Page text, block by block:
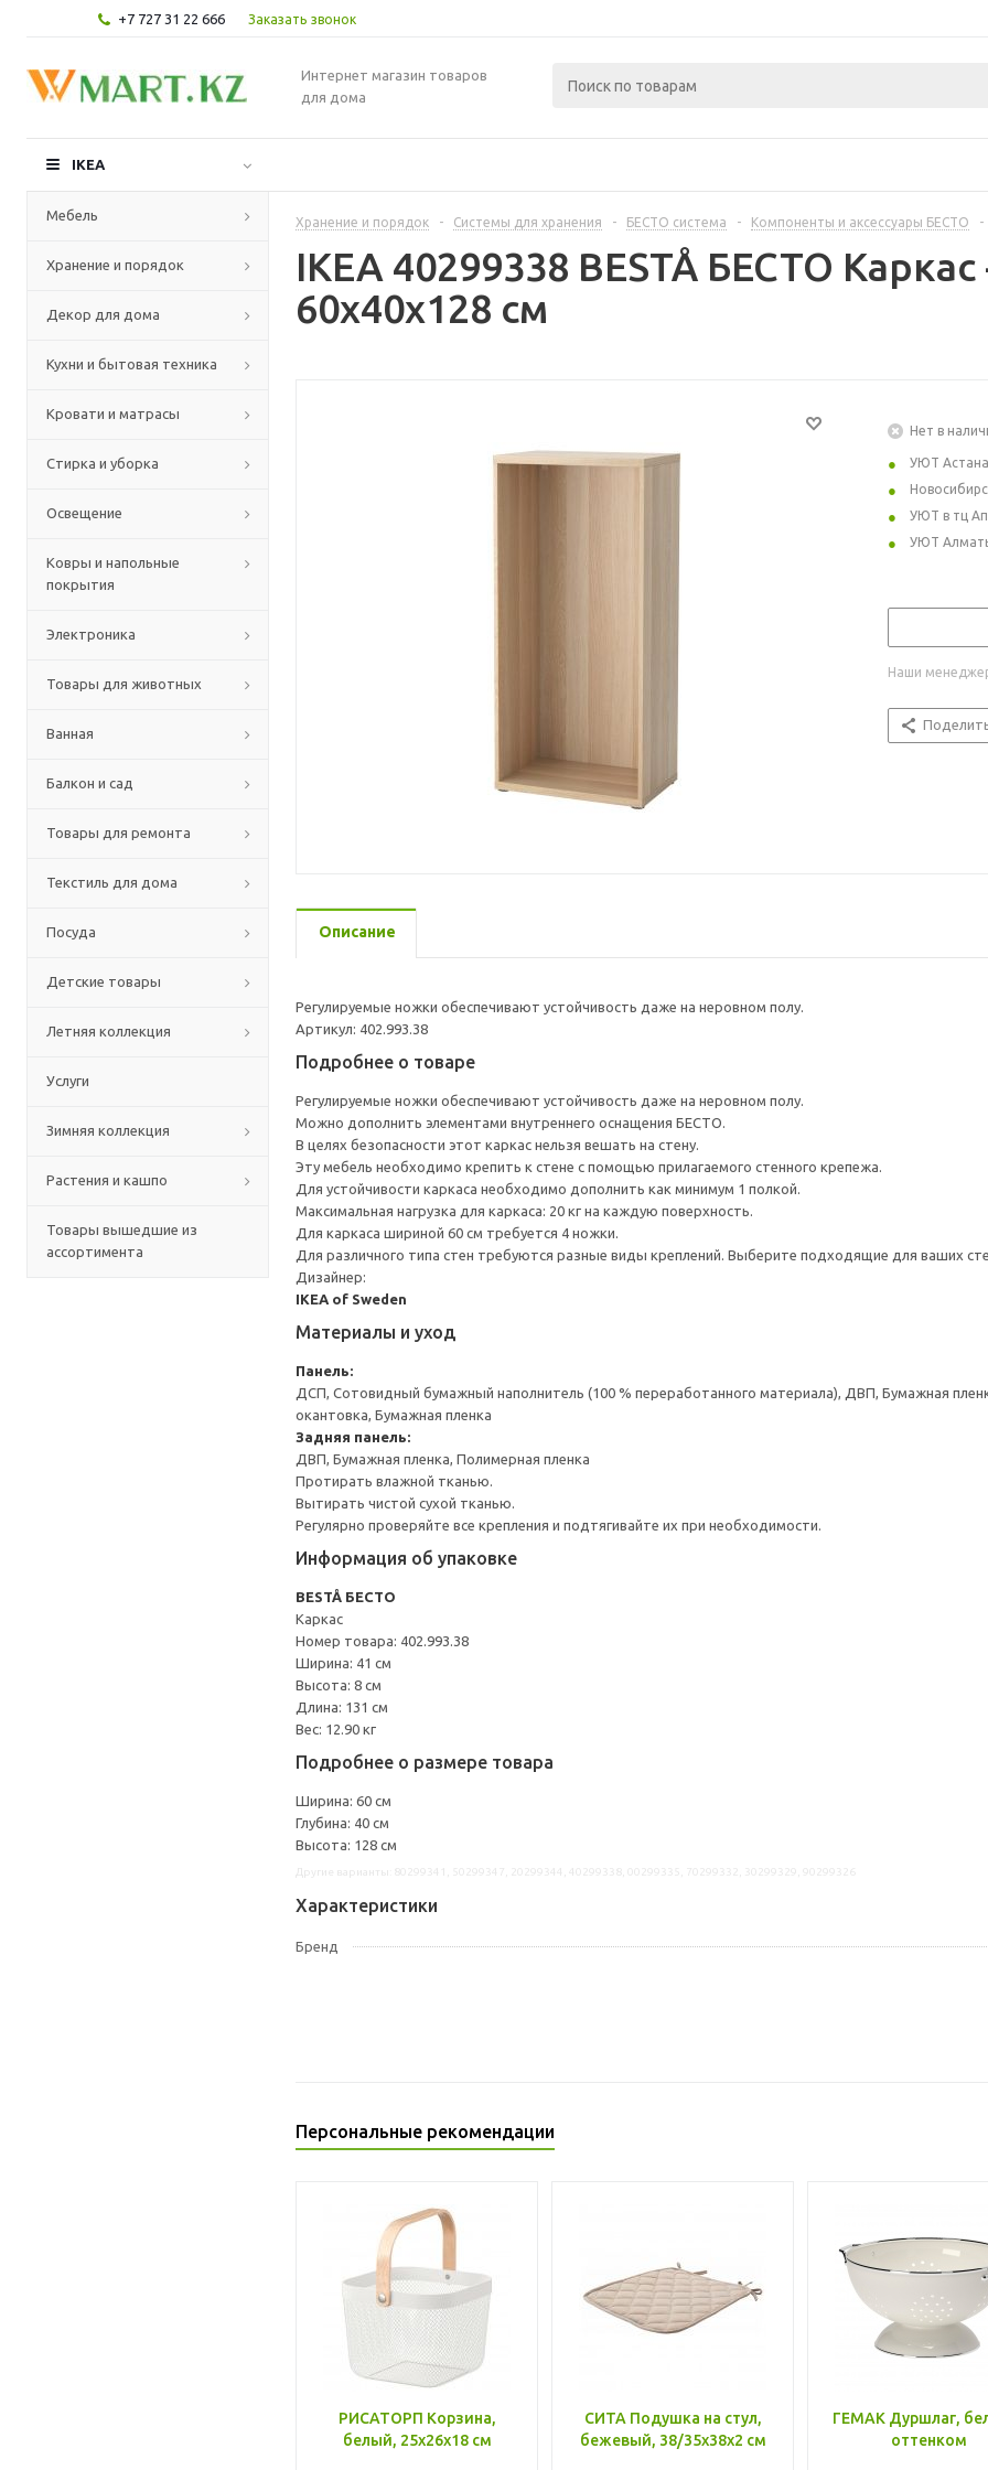
+7 727 31 22 666 Заказать звонок
Интернет магазин товаров
для дома
IKEA
Мебель
Хранение и порядок
Декор для дома
Кухни и бытовая техника
Кровати и матрасы
Стирка и уборка
Освещение
Ковры и напольные
покрытия
Электроника
Товары для животных
Ванная
Балкон и сад
Товары для ремонта
Текстиль для дома
Посуда
Детские товары
Летняя коллекция
Услуги
Зимняя коллекция
Растения и кашпо
Товары вышедшие из
ассортимента
Хранение и порядок - Системы для хранения - БЕСТО система - Компоненты и аксессуары БЕСТО -
IKEA 40299338 BESTÅ БЕСТО
60x40x128 см
Нет в
УЮТ Астана
УЮТ в тц
УЮТ
Наши
Описание
Регулируемые ножки обеспечивают устойчивость даже на неровном полу.
Артикул: 402.993.38
Подробнее о товаре
Регулируемые ножки обеспечивают устойчивость даже на неровном полу.
Можно дополнить элементами внутреннего оснащения БЕСТО.
В целях безопасности этот каркас нельзя вешать на стену.
Эту мебель необходимо крепить к стене с помощью прилагаемого стенного крепежа.
Для устойчивости каркаса необходимо дополнить как минимум 1 полкой.
Максимальная нагрузка для каркаса: 20 кг на каждую поверхность.
Для каркаса шириной 60 см требуется 4 ножки.
Для различного типа стен требуются разные виды креплений. Выберите подходящие для ваших
Дизайнер:
IKEA of Sweden
Материалы и уход
Панель:
ДСП, Сотовидный бумажный наполнитель (100 % переработанного материала), ДВП, Бумажная
окантовка, Бумажная пленка
Задняя панель:
ДВП, Бумажная пленка, Полимерная пленка
Протирать влажной тканью.
Вытирать чистой сухой тканью.
Регулярно проверяйте все крепления и подтягивайте их при необходимости.
Информация об упаковке
BESTÅ БЕСТО
Каркас
Номер товара: 402.993.38
Ширина: 41 см
Высота: 8 см
Длина: 131 см
Вес: 12.90 кг
Подробнее о размере товара
Ширина: 60 см
Глубина: 40 см
Высота: 128 см
Характеристики
Бренд
Персональные рекомендации
РИСАТОРП Корзина,
белый, 25x26x18 см
СИТА Подушка на стул,
бежевый, 38/35x38x2 см
ГЕМАК Дуршлаг,
оттенком